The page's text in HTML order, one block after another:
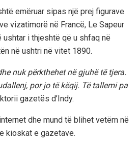
emëruar sipas një prej figurave
vizatimorë në Francë, Le Sapeur
ushtar i thjeshtë që u shfaq në
në ushtri në vitet 1890.
nuk përkthehet në gjuhë të tjera.
por jo të këqij. Të tallemi pa
gazetës d’Indy.
dhe mund të blihet vetëm në
kioskat e gazetave.